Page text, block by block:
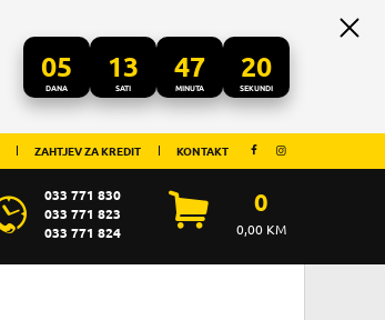
05
DANA
13
SATI
47
MINUTA
19
SEKUNDI
ZAHTJEV ZA KREDIT KONTAKT
033 771 830
033 771 823
033 771 824
0
0,00KM